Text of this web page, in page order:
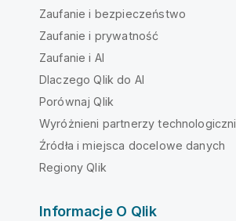
Zaufanie i bezpieczeństwo
Zaufanie i prywatność
Zaufanie i AI
Dlaczego Qlik do AI
Porównaj Qlik
Wyróżnieni partnerzy technologiczni
Źródła i miejsca docelowe danych
Regiony Qlik
Informacje O Qlik